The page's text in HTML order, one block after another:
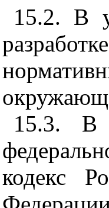
15.2. В
15.3. В
кодекс